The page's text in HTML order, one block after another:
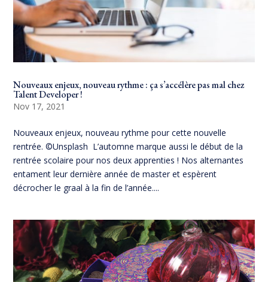
Nouveaux enjeux, nouveau rythme : ça s’accélère pas mal chez
Talent Developer !
Nov 17, 2021
Nouveaux enjeux, nouveau rythme pour cette nouvelle
rentrée. ©Unsplash L’automne marque aussi le début de la
rentrée scolaire pour nos deux apprenties ! Nos alternantes
entament leur dernière année de master et espèrent
décrocher le graal à la fin de l’année....